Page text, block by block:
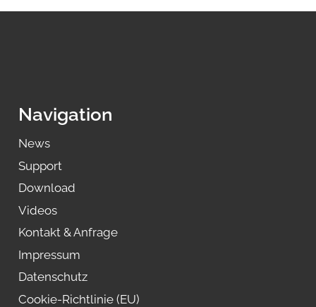
Navigation
News
Support
Download
Videos
Kontakt & Anfrage
Impressum
Datenschutz
Cookie-Richtlinie (EU)